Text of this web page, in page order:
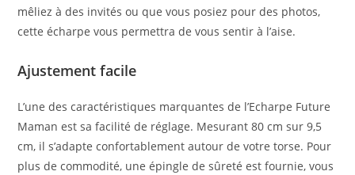
mêliez à des invités ou que vous posiez pour des photos,
cette écharpe vous permettra de vous sentir à l’aise.
Ajustement facile
L’une des caractéristiques marquantes de l’Echarpe Future
Maman est sa facilité de réglage. Mesurant 80 cm sur 9,5
cm, il s’adapte confortablement autour de votre torse. Pour
plus de commodité, une épingle de sûreté est fournie, vous